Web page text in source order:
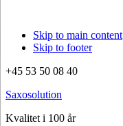
Skip to main content
Skip to footer
+45 53 50 08 40
Saxosolution
Kvalitet i 100 år